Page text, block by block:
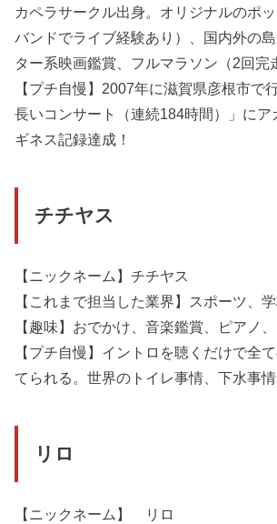
カペラサークル出身。オリジナルのポ
バンドでライブ経験あり）、国内外の
ター系映画鑑賞、フルマラソン（2回完
【プチ自慢】2007年に滋賀県彦根市で
長いコンサート（連続184時間）」にア
ギネス記録達成！
チチヤス
【ニックネーム】チチヤス
【これまで担当した業界】スポーツ、学
【趣味】おでかけ、音楽鑑賞、ピアノ
【プチ自慢】イントロを聴くだけで全
てられる。世界のトイレ事情、下水事情
リロ
【ニックネーム】 リロ